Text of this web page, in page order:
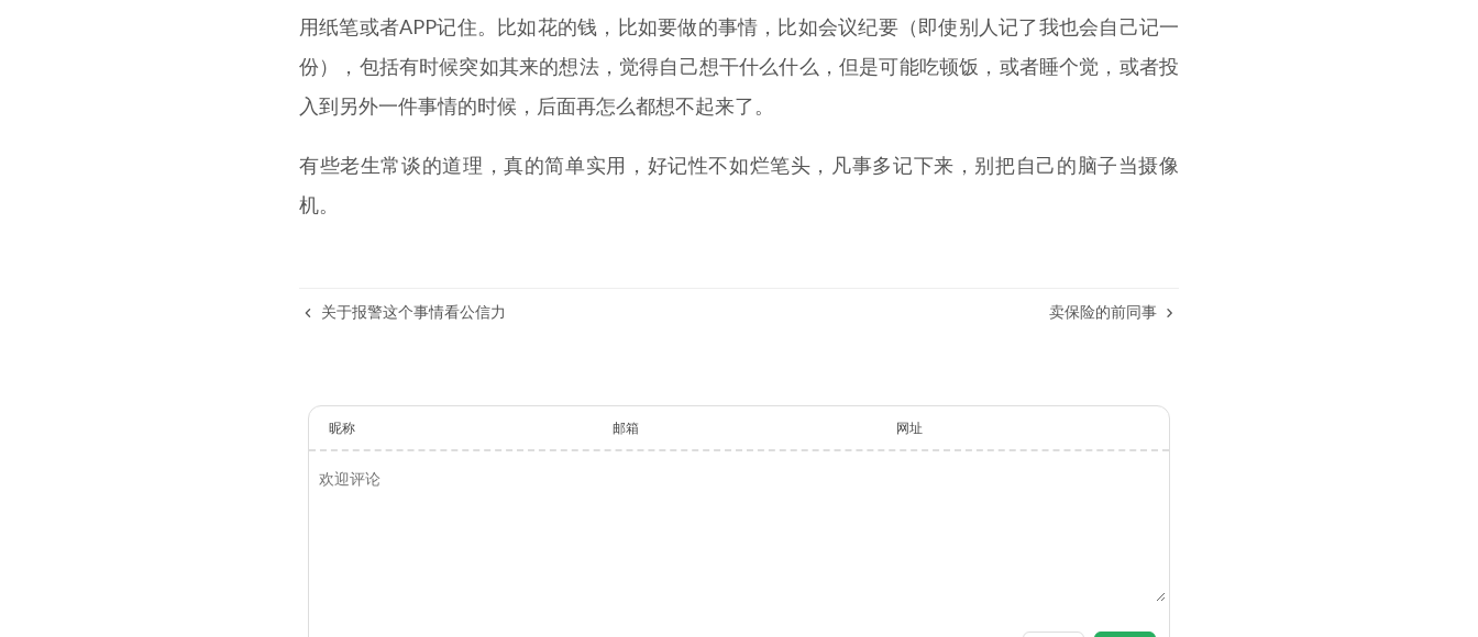
用纸笔或者APP记住。比如花的钱，比如要做的事情，比如会议纪要（即使别人记了我也会自己记一
份），包括有时候突如其来的想法，觉得自己想干什么什么，但是可能吃顿饭，或者睡个觉，或者投
入到另外一件事情的时候，后面再怎么都想不起来了。
有些老生常谈的道理，真的简单实用，好记性不如烂笔头，凡事多记下来，别把自己的脑子当摄像
机。
关于报警这个事情看公信力 卖保险的前同事
昵称 邮箱 网址